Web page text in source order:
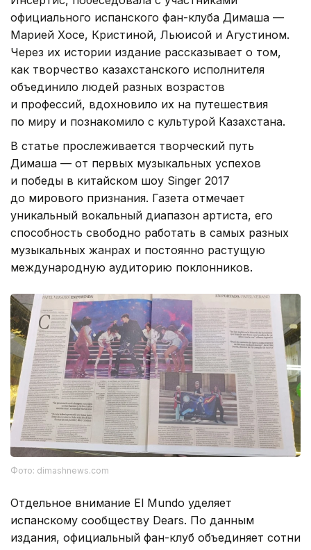
официального испанского фан-клуба Димаша —
Марией Хосе, Кристиной, Льюисой и Агустином.
Через их истории издание рассказывает о том,
как творчество казахстанского исполнителя
объединило людей разных возрастов
и профессий, вдохновило их на путешествия
по миру и познакомило с культурой Казахстана.
В статье прослеживается творческий путь
Димаша — от первых музыкальных успехов
и победы в китайском шоу Singer 2017
до мирового признания. Газета отмечает
уникальный вокальный диапазон артиста, его
способность свободно работать в самых разных
музыкальных жанрах и постоянно растущую
международную аудиторию поклонников.
Фото: dimashnews.com
Отдельное внимание El Mundo уделяет
испанскому сообществу Dears. По данным
издания, официальный фан-клуб объединяет сотни